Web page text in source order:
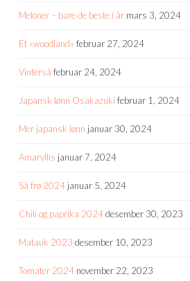
Meloner – bare de beste i år mars 3, 2024
Et «woodland» februar 27, 2024
Vinterså februar 24, 2024
Japansk lønn Osakazuki februar 1, 2024
Mer japansk lønn januar 30, 2024
Amaryllis januar 7, 2024
Så frø 2024 januar 5, 2024
Chili og paprika 2024desember 30, 2023
Matauk 2023 desember 10, 2023
Tomater 2024 november 22, 2023